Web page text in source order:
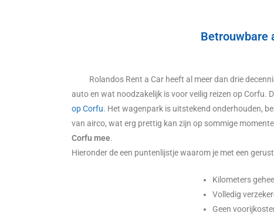
Betrouwbare
Rolandos Rent a Car heeft al meer dan drie
auto en wat noodzakelijk is voor veilig reizen op Corfu.
op Corfu. Het wagenpark is uitstekend onderhouden,
van airco, wat erg prettig kan zijn op sommige
Corfu mee.
Hieronder de een puntenlijstje waarom je met een
Kilometers
Volledig
Geen